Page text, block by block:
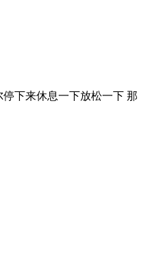
停下来休息一下放松一下 那